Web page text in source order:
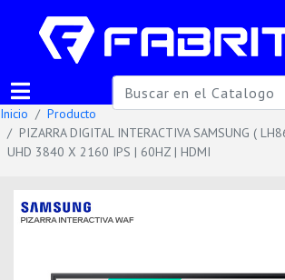
Inicio
Producto
PIZARRA DIGITAL INTERACTIVA SAMSUNG (
UHD 3840 X 2160 IPS | 60HZ | HDMI